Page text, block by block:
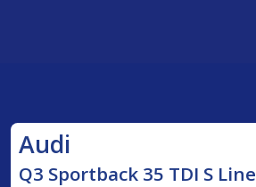
Audi
Q3 Sportback 35 TDI S Line